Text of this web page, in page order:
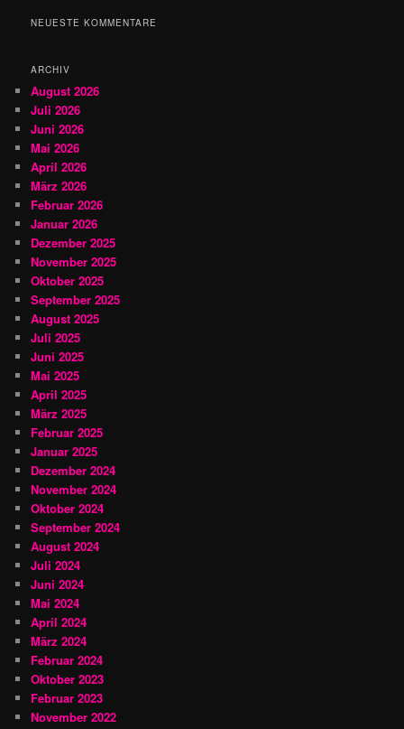
h
NEUESTE KOMMENTARE
ARCHIV
August 2026
Juli 2026
Juni 2026
Mai 2026
April 2026
März 2026
Februar 2026
Januar 2026
Dezember 2025
November 2025
Oktober 2025
September 2025
August 2025
Juli 2025
Juni 2025
Mai 2025
April 2025
März 2025
Februar 2025
Januar 2025
Dezember 2024
November 2024
Oktober 2024
September 2024
August 2024
Juli 2024
Juni 2024
Mai 2024
April 2024
März 2024
Februar 2024
Oktober 2023
Februar 2023
November 2022